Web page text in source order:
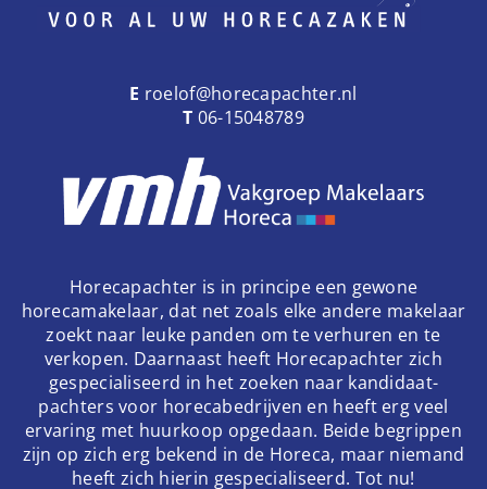
E roelof@horecapachter.nl
T 06-15048789
Horecapachter is in principe een gewone
horecamakelaar, dat net zoals elke andere makelaar
zoekt naar leuke panden om te verhuren en te
verkopen. Daarnaast heeft Horecapachter zich
gespecialiseerd in het zoeken naar kandidaat-
pachters voor horecabedrijven en heeft erg veel
ervaring met huurkoop opgedaan. Beide begrippen
zijn op zich erg bekend in de Horeca, maar niemand
heeft zich hierin gespecialiseerd. Tot nu!